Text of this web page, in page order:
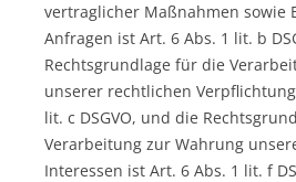
vertraglicher Maßnahmen sowie
Anfragen ist Art. 6 Abs. 1 lit. b
Rechtsgrundlage für die
unserer rechtlichen
lit. c DSGVO, und die
Verarbeitung zur Wahrung
Interessen ist Art. 6 Abs. 1 lit. f